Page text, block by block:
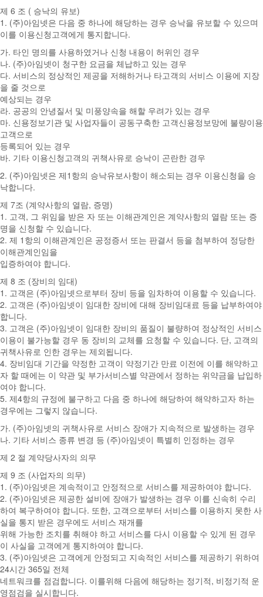
제 6 조 ( 승낙의 유보)
1. (주)아임넷은 다음 중 하나에 해당하는 경우 승낙을 유보할 수 있으며
이를 이용신청고객에게 통지합니다.
가. 타인 명의를 사용하였거나 신청 내용이 허위인 경우
나. (주)아임넷이 청구한 요금을 체납하고 있는 경우
다. 서비스의 정상적인 제공을 저해하거나 타고객의 서비스 이용에 지장
을 줄 것으로
예상되는 경우
라. 공공의 안녕질서 및 미풍양속을 해할 우려가 있는 경우
마. 신용정보기관 및 사업자들이 공동구축한 고객신용정보망에 불량이용
고객으로
등록되어 있는 경우
바. 기타 이용신청고객의 귀책사유로 승낙이 곤란한 경우
2. (주)아임넷은 제1항의 승낙유보사항이 해소되는 경우 이용신청을 승
낙합니다.
제 7조 (계약사항의 열람, 증명)
1. 고객, 그 위임을 받은 자 또는 이해관계인은 계약사항의 열람 또는 증
명을 신청할 수 있습니다.
2. 제 1항의 이해관계인은 공정증서 또는 판결서 등을 첨부하여 정당한
이해관계인임을
입증하여야 합니다.
제 8 조 (장비의 임대)
1. 고객은 (주)아임넷으로부터 장비 등을 임차하여 이용할 수 있습니다.
2. 고객은 (주)아임넷이 임대한 장비에 대해 장비임대료 등을 납부하여야
합니다.
3. 고객은 (주)아임넷이 임대한 장비의 품질이 불량하여 정상적인 서비스
이용이 불가능할 경우 동 장비의 교체를 요청할 수 있습니다. 단, 고객의
귀책사유로 인한 경우는 제외됩니다.
4. 장비임대 기간을 약정한 고객이 약정기간 만료 이전에 이를 해약하고
자 할 때에는 이 약관 및 부가서비스별 약관에서 정하는 위약금을 납입하
여야 합니다.
5. 제4항의 규정에 불구하고 다음 중 하나에 해당하여 해약하고자 하는
경우에는 그렇지 않습니다.
가. (주)아임넷의 귀책사유로 서비스 장애가 지속적으로 발생하는 경우
나. 기타 서비스 종류 변경 등 (주)아임넷이 특별히 인정하는 경우
제 2 절 계약당사자의 의무
제 9 조 (사업자의 의무)
1. (주)아임넷은 계속적이고 안정적으로 서비스를 제공하여야 합니다.
2. (주)아임넷은 제공한 설비에 장애가 발생하는 경우 이를 신속히 수리
하여 복구하여야 합니다. 또한, 고객으로부터 서비스를 이용하지 못한 사
실을 통지 받은 경우에도 서비스 재개를
위해 가능한 조치를 취해야 하고 서비스를 다시 이용할 수 있게 된 경우
이 사실을 고객에게 통지하여야 합니다.
3. (주)아임넷은 고객에게 안정되고 지속적인 서비스를 제공하기 위하여
24시간 365일 전체
네트워크를 점검합니다. 이를위해 다음에 해당하는 정기적, 비정기적 운
영점검을 실시합니다.